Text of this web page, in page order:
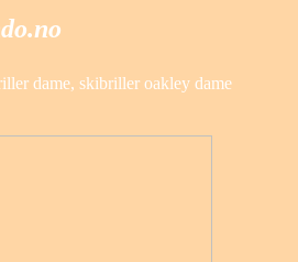
dame, skibriller oakley dame